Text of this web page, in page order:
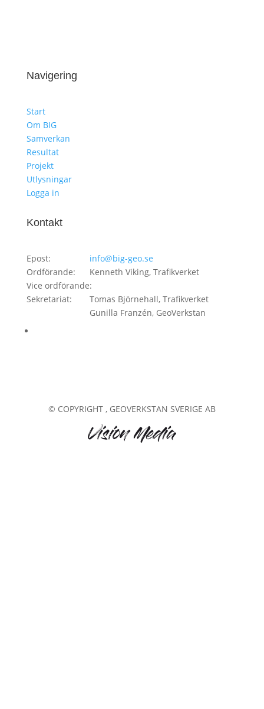
Navigering
Start
Om BIG
Samverkan
Resultat
Projekt
Utlysningar
Logga in
Kontakt
Epost:
info@big-geo.se
Ordförande:
Kenneth Viking, Trafikverket
Vice ordförande:
Tomas Björnehall, Trafikverket
Sekretariat:
Gunilla Franzén, GeoVerkstan
© COPYRIGHT , GEOVERKSTAN SVERIGE AB